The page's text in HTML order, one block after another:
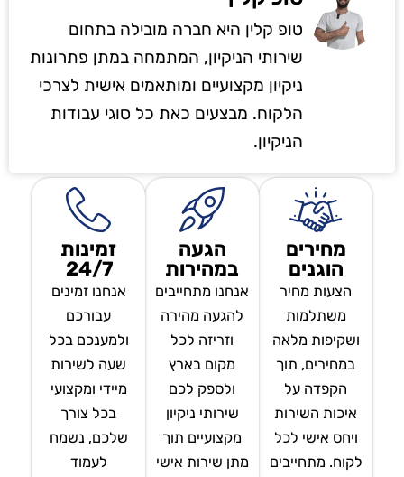
טופ קלין היא חברה מובילה בתחום
שירותי הניקיון, המתמחה במתן פתרונות
ניקיון מקצועיים ומותאמים אישית לצרכי
הלקוח. מבצעים כאת כל סוגי עבודות
הניקיון.
מחירים
הוגנים
הצעות מחיר
משתלמות
ושקיפות מלאה
במחירים, תוך
הקפדה על
איכות השירות
ויחס אישי לכל
לקוח. מתחייבים
הגעה
במהירות
אנחנו מתחייבים
להגעה מהירה
וזריזה לכל
מקום בארץ
ולספק לכם
שירותי ניקיון
מקצועיים תוך
מתן שירות אישי
זמינות
24/7
אנחנו זמינים
עבורכם
ולמענכם בכל
שעה לשירות
מיידי ומקצועי
בכל צורך
שלכם, נשמח
לעמוד